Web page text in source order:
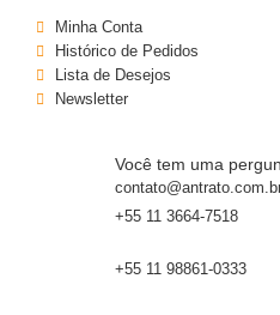
Minha Conta
Histórico de Pedidos
Lista de Desejos
Newsletter
Você tem uma
+55 11 3664-7518
+55 11 98861-0333